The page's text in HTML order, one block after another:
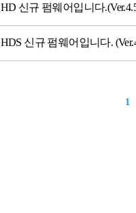
신규 펌웨어입니다
신규 펌웨어입니다.
1